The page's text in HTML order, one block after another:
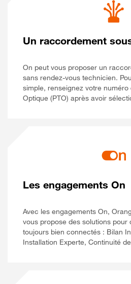
Un raccordement
On peut vous proposer un
sans rendez-vous technicien.
simple, renseignez votre numéro
Optique (PTO) après avoir
Les engagements On
Avec les engagements On,
vous propose des solutions pour
toujours bien connectés : Bilan
Installation Experte, Continuité